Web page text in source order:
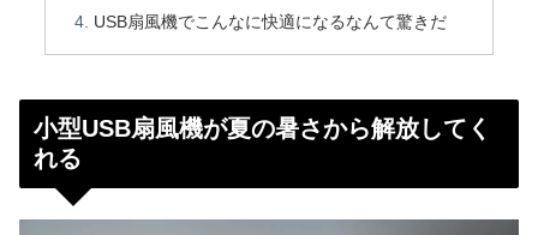
USB扇風機でこんなに快適になるなんて驚きだ
小型USB扇風機が夏の暑さから解放してく
れる